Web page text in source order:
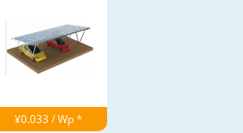
¥0.033 / Wp *